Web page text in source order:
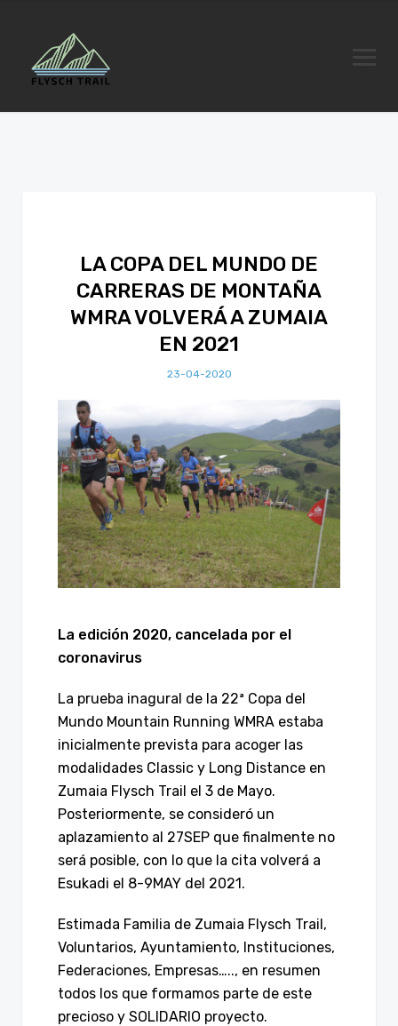
LA COPA DEL MUNDO DE
CARRERAS DE MONTAÑA
WMRA VOLVERÁ A ZUMAIA
EN 2021
23-04-2020
La edición 2020, cancelada por el
coronavirus
La prueba inagural de la 22ª Copa del
Mundo Mountain Running WMRA estaba
inicialmente prevista para acoger las
modalidades Classic y Long Distance en
Zumaia Flysch Trail el 3 de Mayo.
Posteriormente, se consideró un
aplazamiento al 27SEP que finalmente no
será posible, con lo que la cita volverá a
Esukadi el 8-9MAY del 2021.
Estimada Familia de Zumaia Flysch Trail,
Voluntarios, Ayuntamiento, Instituciones,
Federaciones, Empresas….., en resumen
todos los que formamos parte de este
precioso y SOLIDARIO proyecto.